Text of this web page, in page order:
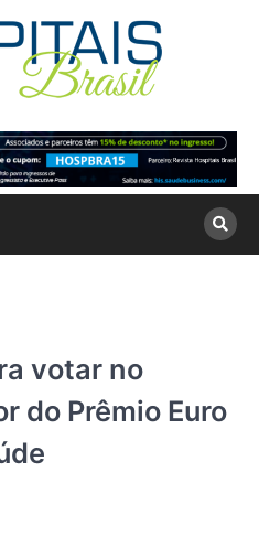
votar no
do Prêmio Euro